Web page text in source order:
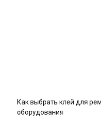
Как выбрать клей для
оборудования